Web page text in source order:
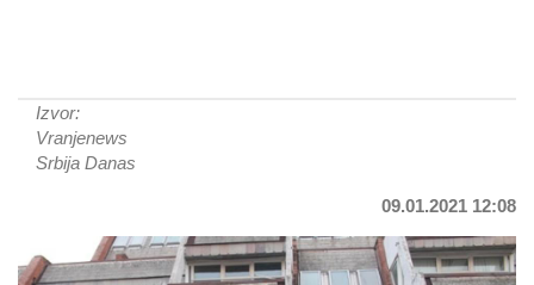
Izvor:
Vranjenews
Srbija Danas
09.01.2021 12:08